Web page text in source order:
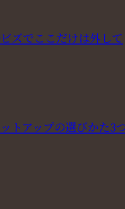
ズでここだけは外して
トアップの選びかた3